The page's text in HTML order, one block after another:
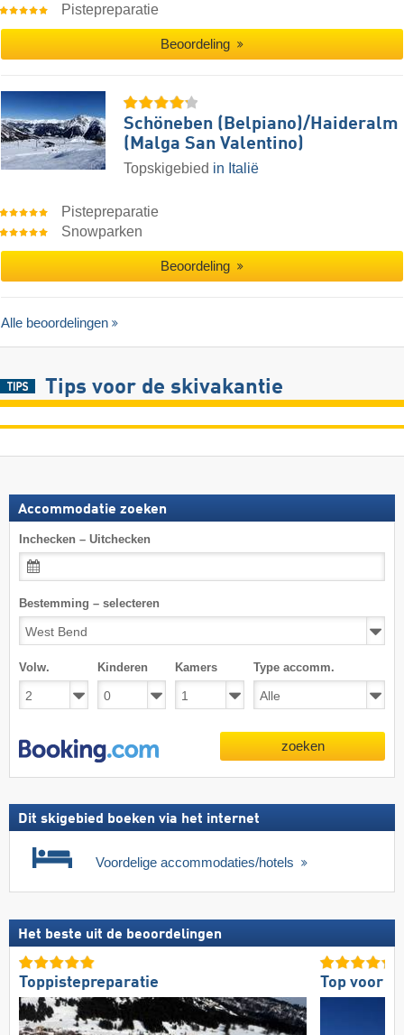
Pistepreparatie
Beoordeling
Schöneben (Belpiano)/​Haideralm
(Malga San Valentino)
Topskigebied in Italië
Pistepreparatie
Snowparken
Beoordeling
Alle beoordelingen
Tips voor de skivakantie
Accommodatie zoeken
Inchecken – Uitchecken
Bestemming – selecteren
Volw. Kinderen Kamers Type accomm.
zoeken
Dit skigebied boeken via het internet
Voordelige accommodaties/hotels
Het beste uit de beoordelingen
Toppistepreparatie Top voor